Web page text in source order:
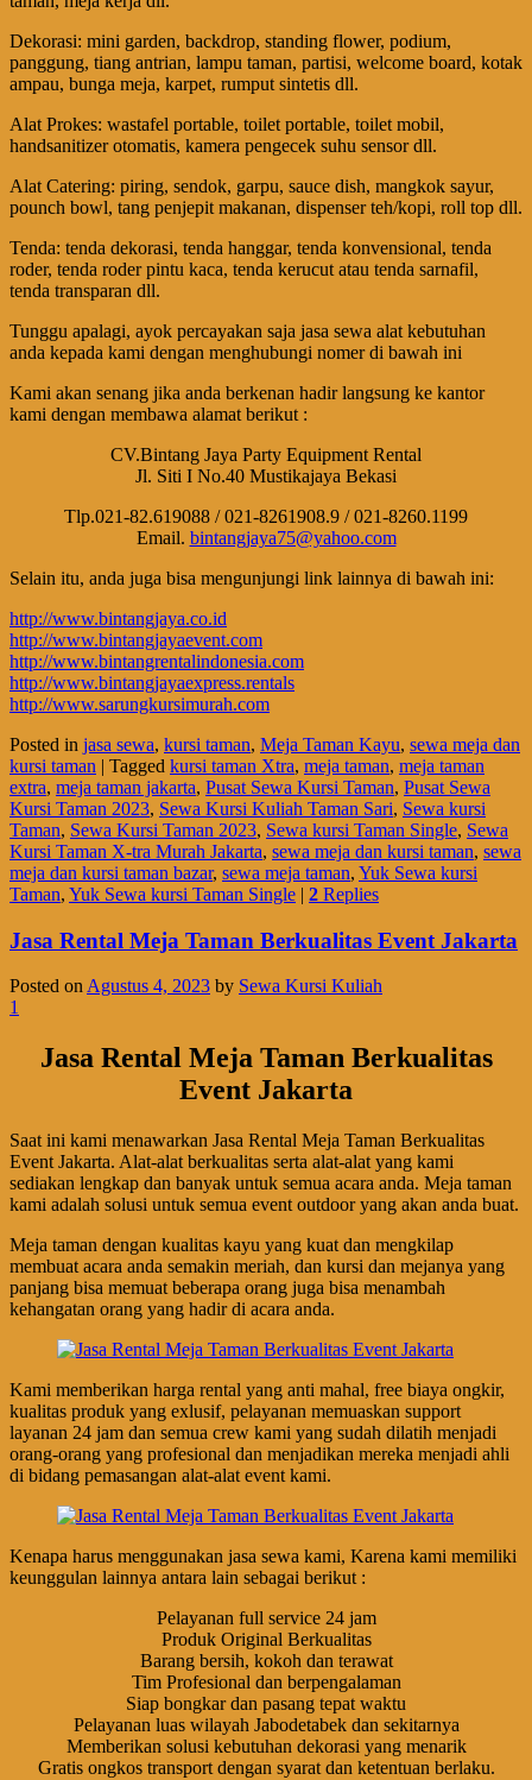
Dekorasi: mini garden, backdrop, standing flower, podium,
panggung, tiang antrian, lampu taman, partisi, welcome board, kotak
ampau, bunga meja, karpet, rumput sintetis dll.
Alat Prokes: wastafel portable, toilet portable, toilet mobil,
handsanitizer otomatis, kamera pengecek suhu sensor dll.
Alat Catering: piring, sendok, garpu, sauce dish, mangkok sayur,
pounch bowl, tang penjepit makanan, dispenser teh/kopi, roll top dll.
Tenda: tenda dekorasi, tenda hanggar, tenda konvensional, tenda
roder, tenda roder pintu kaca, tenda kerucut atau tenda sarnafil,
tenda transparan dll.
Tunggu apalagi, ayok percayakan saja jasa sewa alat kebutuhan
anda kepada kami dengan menghubungi nomer di bawah ini
Kami akan senang jika anda berkenan hadir langsung ke kantor
kami dengan membawa alamat berikut :
CV.Bintang Jaya Party Equipment Rental
Jl. Siti I No.40 Mustikajaya Bekasi
Tlp.021-82.619088 / 021-8261908.9 / 021-8260.1199
Email. bintangjaya75@yahoo.com
Selain itu, anda juga bisa mengunjungi link lainnya di bawah ini:
http://www.bintangjaya.co.id
http://www.bintangjayaevent.com
http://www.bintangrentalindonesia.com
http://www.bintangjayaexpress.rentals
http://www.sarungkursimurah.com
Posted in jasa sewa, kursi taman, Meja Taman Kayu, sewa meja dan
kursi taman | Tagged kursi taman Xtra, meja taman, meja taman
extra, meja taman jakarta, Pusat Sewa Kursi Taman, Pusat Sewa
Kursi Taman 2023, Sewa Kursi Kuliah Taman Sari, Sewa kursi
Taman, Sewa Kursi Taman 2023, Sewa kursi Taman Single, Sewa
Kursi Taman X-tra Murah Jakarta, sewa meja dan kursi taman, sewa
meja dan kursi taman bazar, sewa meja taman, Yuk Sewa kursi
Taman, Yuk Sewa kursi Taman Single | 2 Replies
Jasa Rental Meja Taman Berkualitas Event Jakarta
Posted on Agustus 4, 2023 by Sewa Kursi Kuliah
1
Jasa Rental Meja Taman Berkualitas
Event Jakarta
Saat ini kami menawarkan Jasa Rental Meja Taman Berkualitas
Event Jakarta. Alat-alat berkualitas serta alat-alat yang kami
sediakan lengkap dan banyak untuk semua acara anda. Meja taman
kami adalah solusi untuk semua event outdoor yang akan anda buat.
Meja taman dengan kualitas kayu yang kuat dan mengkilap
membuat acara anda semakin meriah, dan kursi dan mejanya yang
panjang bisa memuat beberapa orang juga bisa menambah
kehangatan orang yang hadir di acara anda.
Kami memberikan harga rental yang anti mahal, free biaya ongkir,
kualitas produk yang exlusif, pelayanan memuaskan support
layanan 24 jam dan semua crew kami yang sudah dilatih menjadi
orang-orang yang profesional dan menjadikan mereka menjadi ahli
di bidang pemasangan alat-alat event kami.
Kenapa harus menggunakan jasa sewa kami, Karena kami memiliki
keunggulan lainnya antara lain sebagai berikut :
Pelayanan full service 24 jam
Produk Original Berkualitas
Barang bersih, kokoh dan terawat
Tim Profesional dan berpengalaman
Siap bongkar dan pasang tepat waktu
Pelayanan luas wilayah Jabodetabek dan sekitarnya
Memberikan solusi kebutuhan dekorasi yang menarik
Gratis ongkos transport dengan syarat dan ketentuan berlaku.